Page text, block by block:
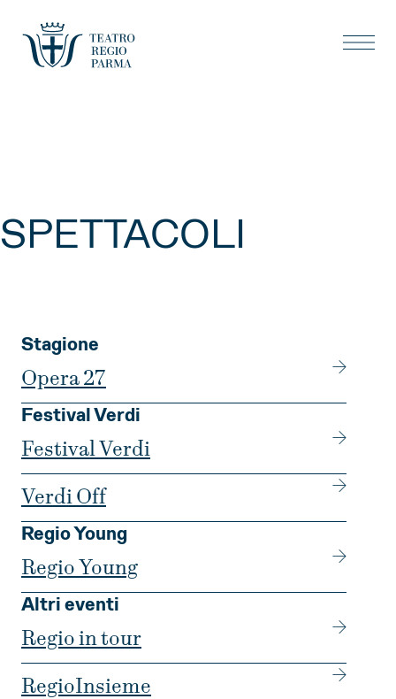
SPETTACOLI
Stagione
Opera 27
Festival Verdi
Festival Verdi
Verdi Off
Regio Young
Regio Young
Altri eventi
Regio in tour
RegioInsieme